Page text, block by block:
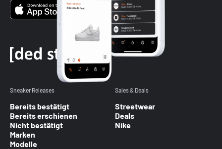
Sneaker Releases
Bereits bestätigt
Bereits erschienen
Nicht bestätigt
Marken
Modelle
Sales & Deals
Streetwear
Deals
Nike